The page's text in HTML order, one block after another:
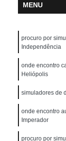
Auto Escola
Escola para
Auto Escola para
Carteira de
de
Carteira de
Carteira de
MENU
procuro por
Independência
onde encontro
Heliópolis
simuladores de
onde encontro
Imperador
procuro por